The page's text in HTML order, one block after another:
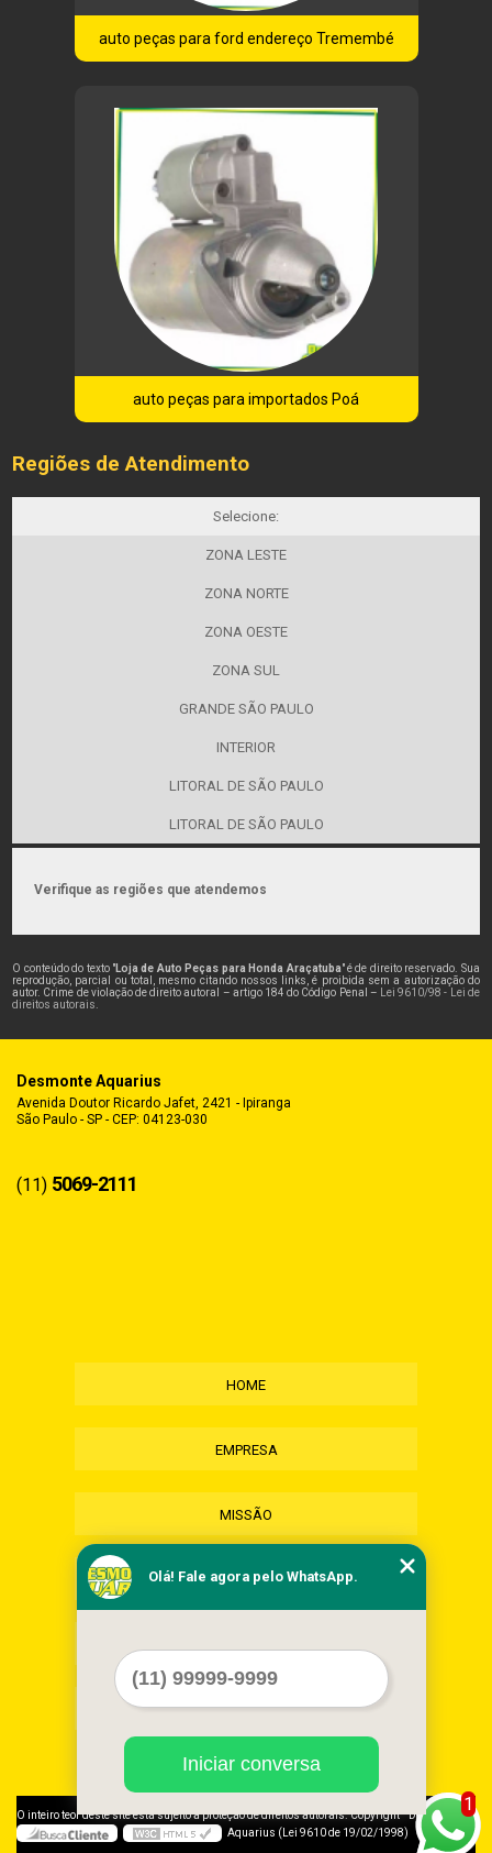
auto peças para ford endereço Tremembé
auto peças para importados Poá
Regiões de Atendimento
Selecione:
ZONA LESTE
ZONA NORTE
ZONA OESTE
ZONA SUL
GRANDE SÃO PAULO
INTERIOR
LITORAL DE SÃO PAULO
LITORAL DE SÃO PAULO
Verifique as regiões que atendemos
O conteúdo do texto "Loja de Auto Peças para Honda Araçatuba" é de direito reservado. Sua
reprodução, parcial ou total, mesmo citando nossos links, é proibida sem a autorização do
autor. Crime de violação de direito autoral – artigo 184 do Código Penal –
Lei 9610/98 - Lei de
direitos autorais
Desmonte Aquarius
Avenida Doutor Ricardo Jafet, 2421 - Ipiranga
São Paulo - SP - CEP: 04123-030
(11) 5069-2111
HOME
EMPRESA
MISSÃO
SERVIÇOS
MAPA DO SITE
O inteiro teor deste site está sujeito à proteção de direitos autorais. Copyright Desmonte
Aquarius (Lei 9610 de 19/02/1998)
1
Olá! Fale agora pelo WhatsApp.
Iniciar conversa